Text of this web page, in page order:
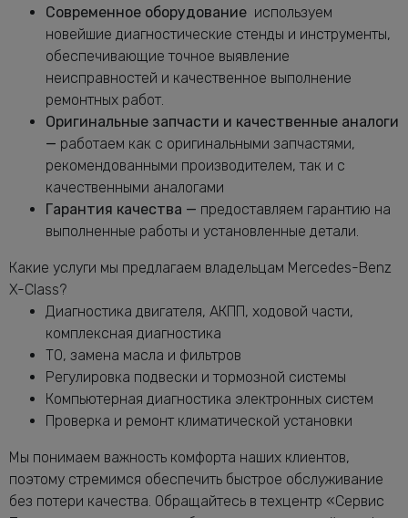
Замена масла в двигателе Мерседес-
Бенц X-Class
от 2240 руб.
Замена масла в раздатке Мерседес-
Бенц X-Class
Замена масляного насоса Мерседес-
Бенц X-Class
Замена масляного фильтра Мерседес-
Бенц X-Class
от 2400 руб.
Замена опоры амортизатора X-Class
Замена переднего сальника
коленвала X-Class
от 7400 руб.
Замена передних амортизаторов
Мерседес-Бенц X-Class
от 3400 руб.
Замена передних тормозных дисков
Мерседес-Бенц X-Class
от 1160 руб.
Замена передних тормозных колодок
Мерседес-Бенц X-Class
Замена подушек двигателя X-Class
от 5000 руб.
Замена подшипника генератора
Замена приводного ремня Мерседес-
Бенц X-Class
от 2120 руб.
Замена ремня генератора Мерседес-
Современное оборудование используем
новейшие диагностические стенды и инструменты,
обеспечивающие точное выявление
неисправностей и качественное выполнение
ремонтных работ.
Оригинальные запчасти и качественные аналоги
— работаем как с оригинальными запчастями,
рекомендованными производителем, так и с
качественными аналогами
Гарантия качества — предоставляем гарантию на
выполненные работы и установленные детали.
Какие услуги мы предлагаем владельцам Mercedes-Benz
X-Class?
Диагностика двигателя, АКПП, ходовой части,
комплексная диагностика
ТО, замена масла и фильтров
Регулировка подвески и тормозной системы
Компьютерная диагностика электронных систем
Проверка и ремонт климатической установки
Мы понимаем важность комфорта наших клиентов,
поэтому стремимся обеспечить быстрое обслуживание
без потери качества. Обращайтесь в техцентр «Сервис